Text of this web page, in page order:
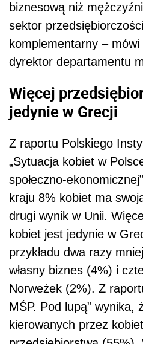
biznesową niż
sektor
komplementarny –
dyrektor departamentu
Więcej
jedynie w Grecji
Z raportu Polskiego
„Sytuacja kobiet w
społeczno-
kraju 8% kobiet ma
drugi wynik w Unii.
kobiet jest jedynie w
przykładu dwa razy
własny biznes (4%) i
Norweżek (2%). Z
MŚP. Pod lupą” wynika,
kierowanych przez